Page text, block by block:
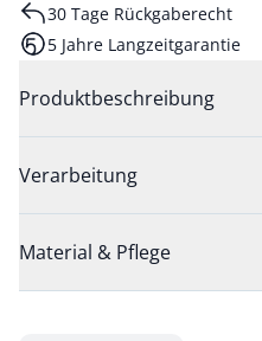
30 Tage Rückgaberecht
5 Jahre Langzeitgarantie
Produktbeschreibung
Verarbeitung
Material & Pflege